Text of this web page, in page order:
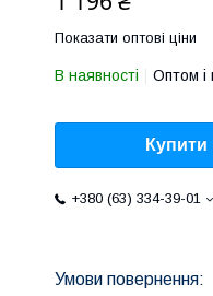
Показати оптові ціни
В наявності Оптом і
Купити
+380 (63) 334-39-01